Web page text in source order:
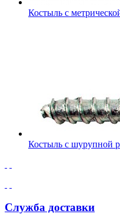
Костыль с
Костыль с шурупной
Служба доставки